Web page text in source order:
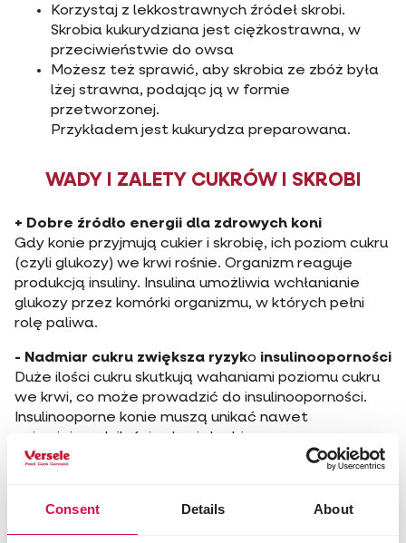
Consent Details About
Korzystaj z lekkostrawnych źródeł skrobi.
Skrobia kukurydziana jest ciężkostrawna, w
przeciwieństwie do owsa
Możesz też sprawić, aby skrobia ze zbóż była
lżej strawna, podając ją w formie
przetworzonej.
Przykładem jest kukurydza preparowana.
WADY I ZALETY CUKRÓW I SKROBI
+ Dobre źródło energii dla zdrowych koni
Gdy konie przyjmują cukier i skrobię, ich poziom cukru
(czyli glukozy) we krwi rośnie. Organizm reaguje
produkcją insuliny. Insulina umożliwia wchłanianie
glukozy przez komórki organizmu, w których pełni
rolę paliwa.
- Nadmiar cukru zwiększa ryzyko insulinooporności
Duże ilości cukru skutkują wahaniami poziomu cukru
we krwi, co może prowadzić do insulinooporności.
Insulinooporne konie muszą unikać nawet
najmniejszych ilości cukru i skrobi.
WAŻNE: Właściciel konia zna potrzeby swojego
może być zarówno cukier, jak i skrobia, podczas gdy
konie z zaburzeniami metabolicznymi powinny